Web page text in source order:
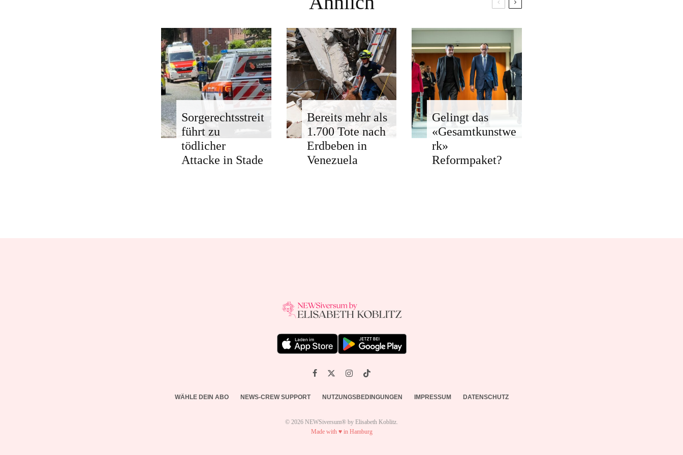
Sorgerechtsstreit
führt zu
tödlicher
Attacke in Stade
Bereits mehr als
1.700 Tote nach
Erdbeben in
Venezuela
Gelingt das
«Gesamtkunstwe
rk»
Reformpaket?
WÄHLE DEIN ABO NEWS-CREW SUPPORT NUTZUNGSBEDINGUNGEN IMPRESSUM DATENSCHUTZ
© 2026 NEWSiversum® by Elisabeth Koblitz.
Made with ♥ in Hamburg